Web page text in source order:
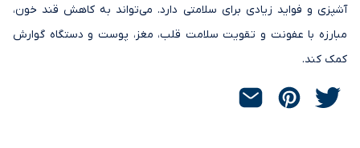
آشپزی و فواید زیادی برای سلامتی دارد. می‌تواند به کاهش قند خون،
مبارزه با عفونت و تقویت سلامت قلب، مغز، پوست و دستگاه گوارش
کمک کند.